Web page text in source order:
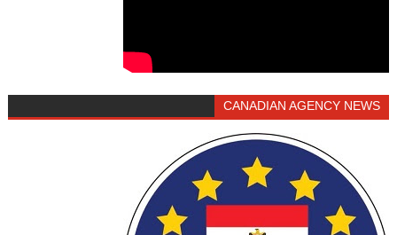
CANADIAN AGENCY NEWS